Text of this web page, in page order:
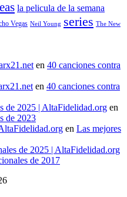
la pelicula de la semana
Vegas Neil Young series The New
en 40 canciones contra
en 40 canciones contra
de 2025 | AltaFidelidad.org en
de 2023
en Las mejores
de 2025 | AltaFidelidad.org
de 2017